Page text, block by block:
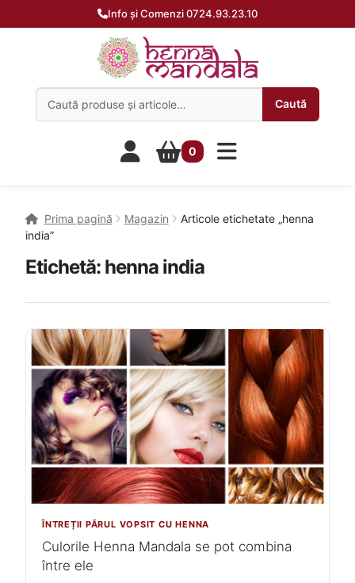
Info și Comenzi 0724.93.23.10
Caută
0
Prima pagină Magazin
Articole etichetate „henna
india”
Etichetă: henna india
ÎNTREȚII PĂRUL VOPSIT CU HENNA
Culorile Henna Mandala se pot combina
între ele